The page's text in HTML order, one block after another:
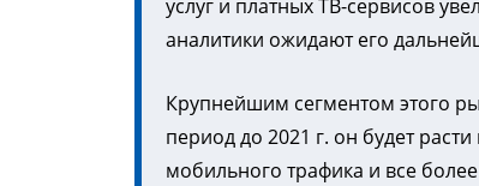
услуг и платных ТВ-сервисов
аналитики ожидают его
Крупнейшим сегментом этого
период до 2021 г. он будет
мобильного трафика и все